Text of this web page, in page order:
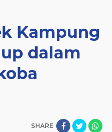
Kampung
dalam
SHARE